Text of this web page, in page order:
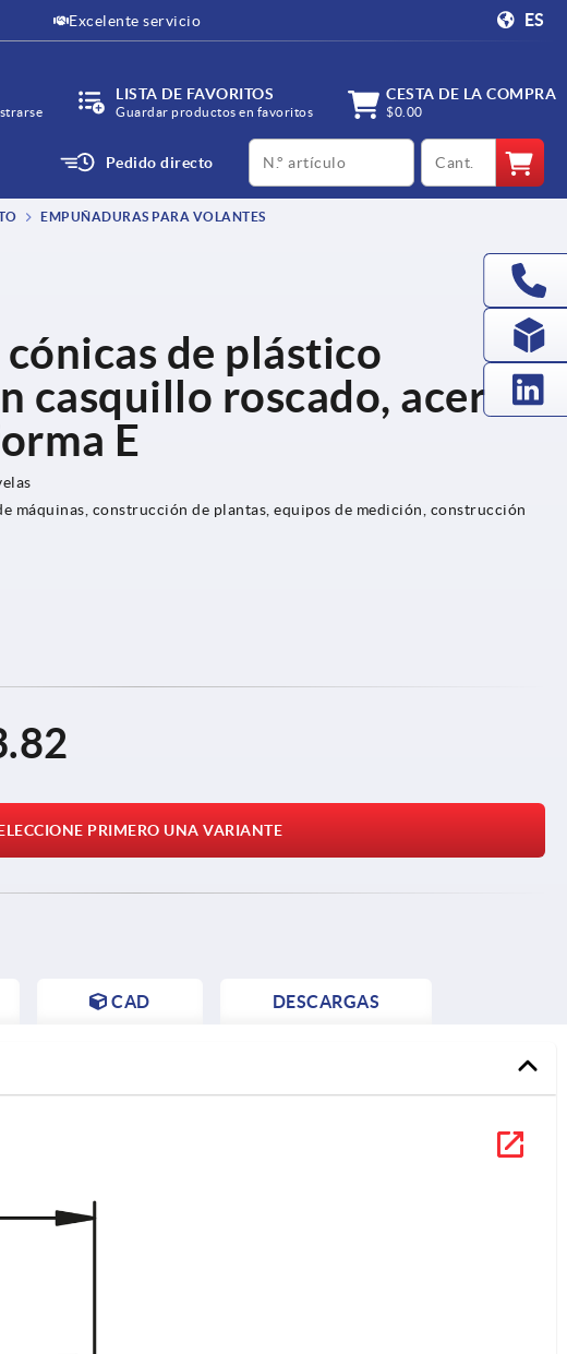
Excelente servicio ES
LISTA DE FAVORITOS
Guardar productos en favoritos
CESTA DE LA COMPRA
$0.00
Pedido directo
productCode qty
EMPUÑADURAS PARA VOLANTES
de plástico
casquillo roscado, acero
E
máquinas, construcción de plantas, equipos de medición, construcción
PRIMERO UNA VARIANTE
CAD DESCARGAS